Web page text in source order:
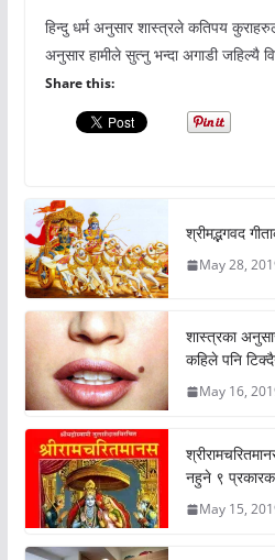
हिन्दु धर्म अनुसार शास्त्रले कतिपय
अनुसार हामीले सुत्नु भन्दा अगाडी जहिल्यै
Share this:
श्रीमद्भगवद
May 28,
शास्त्रका
कहिले पनि
May 16,
नहुने ९
May 15,